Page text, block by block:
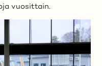
vuosittain.